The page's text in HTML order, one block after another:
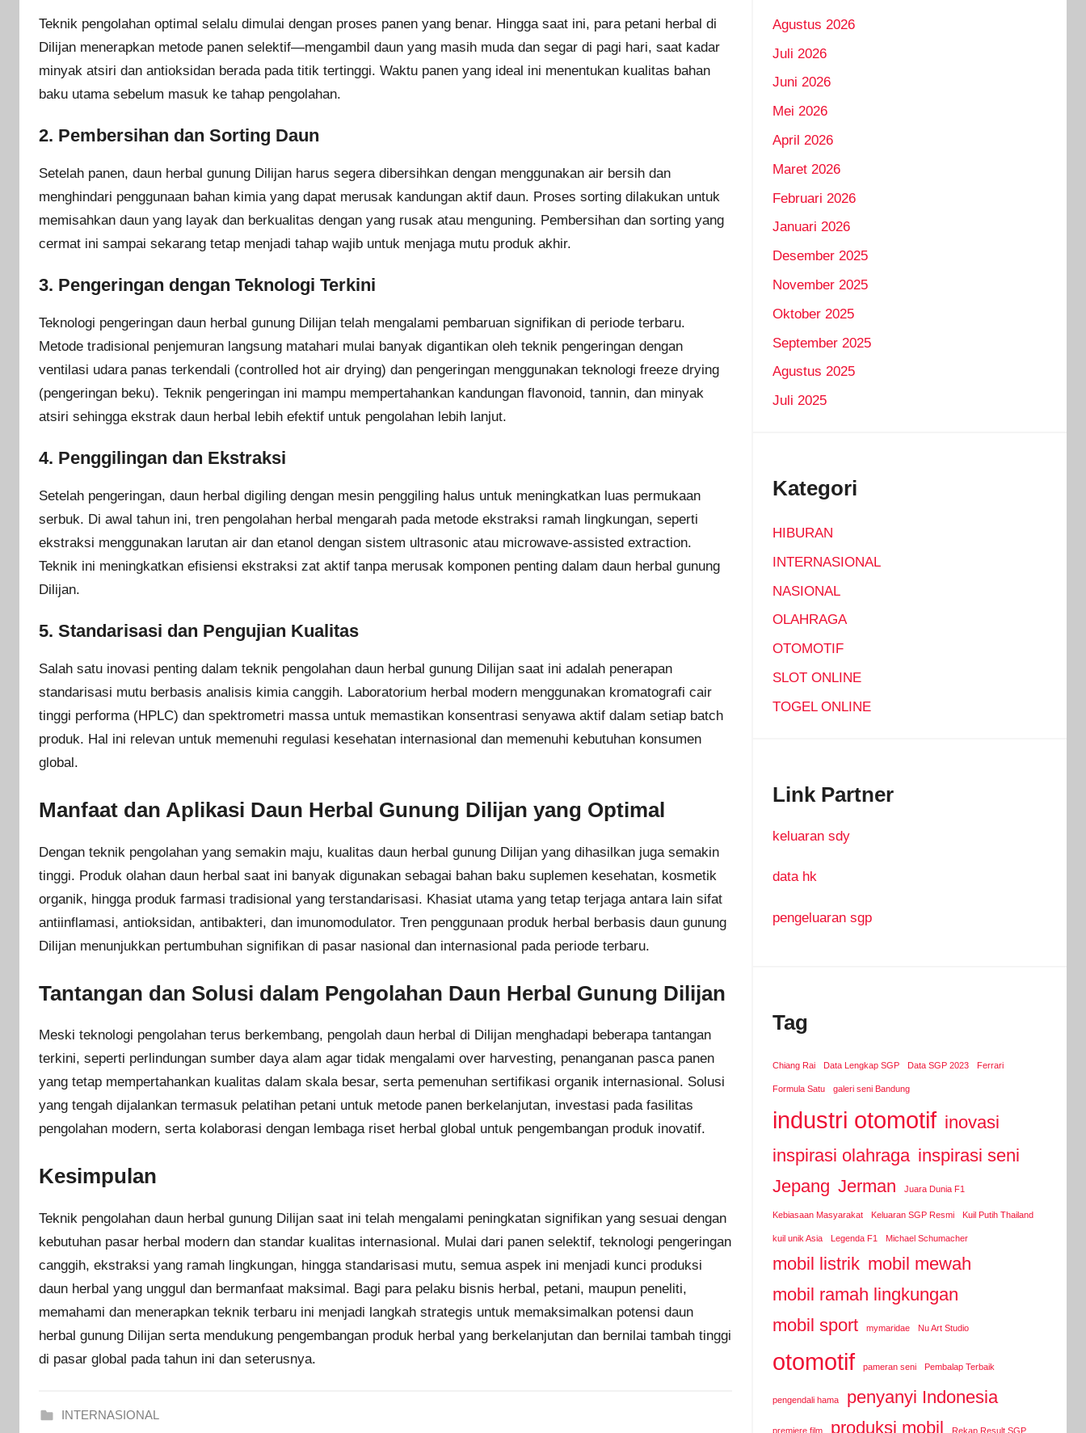
Teknik pengolahan optimal selalu dimulai dengan proses panen yang benar. Hingga saat ini, para petani herbal di
Dilijan menerapkan metode panen selektif—mengambil daun yang masih muda dan segar di pagi hari, saat kadar
minyak atsiri dan antioksidan berada pada titik tertinggi. Waktu panen yang ideal ini menentukan kualitas bahan
baku utama sebelum masuk ke tahap pengolahan.
2. Pembersihan dan Sorting Daun
Setelah panen, daun herbal gunung Dilijan harus segera dibersihkan dengan menggunakan air bersih dan
menghindari penggunaan bahan kimia yang dapat merusak kandungan aktif daun. Proses sorting dilakukan untuk
memisahkan daun yang layak dan berkualitas dengan yang rusak atau menguning. Pembersihan dan sorting yang
cermat ini sampai sekarang tetap menjadi tahap wajib untuk menjaga mutu produk akhir.
3. Pengeringan dengan Teknologi Terkini
Teknologi pengeringan daun herbal gunung Dilijan telah mengalami pembaruan signifikan di periode terbaru.
Metode tradisional penjemuran langsung matahari mulai banyak digantikan oleh teknik pengeringan dengan
ventilasi udara panas terkendali (controlled hot air drying) dan pengeringan menggunakan teknologi freeze drying
(pengeringan beku). Teknik pengeringan ini mampu mempertahankan kandungan flavonoid, tannin, dan minyak
atsiri sehingga ekstrak daun herbal lebih efektif untuk pengolahan lebih lanjut.
4. Penggilingan dan Ekstraksi
Setelah pengeringan, daun herbal digiling dengan mesin penggiling halus untuk meningkatkan luas permukaan
serbuk. Di awal tahun ini, tren pengolahan herbal mengarah pada metode ekstraksi ramah lingkungan, seperti
ekstraksi menggunakan larutan air dan etanol dengan sistem ultrasonic atau microwave-assisted extraction.
Teknik ini meningkatkan efisiensi ekstraksi zat aktif tanpa merusak komponen penting dalam daun herbal gunung
Dilijan.
5. Standarisasi dan Pengujian Kualitas
Salah satu inovasi penting dalam teknik pengolahan daun herbal gunung Dilijan saat ini adalah penerapan
standarisasi mutu berbasis analisis kimia canggih. Laboratorium herbal modern menggunakan kromatografi cair
tinggi performa (HPLC) dan spektrometri massa untuk memastikan konsentrasi senyawa aktif dalam setiap batch
produk. Hal ini relevan untuk memenuhi regulasi kesehatan internasional dan memenuhi kebutuhan konsumen
global.
Manfaat dan Aplikasi Daun Herbal Gunung Dilijan yang Optimal
Dengan teknik pengolahan yang semakin maju, kualitas daun herbal gunung Dilijan yang dihasilkan juga semakin
tinggi. Produk olahan daun herbal saat ini banyak digunakan sebagai bahan baku suplemen kesehatan, kosmetik
organik, hingga produk farmasi tradisional yang terstandarisasi. Khasiat utama yang tetap terjaga antara lain sifat
antiinflamasi, antioksidan, antibakteri, dan imunomodulator. Tren penggunaan produk herbal berbasis daun gunung
Dilijan menunjukkan pertumbuhan signifikan di pasar nasional dan internasional pada periode terbaru.
Tantangan dan Solusi dalam Pengolahan Daun Herbal Gunung Dilijan
Meski teknologi pengolahan terus berkembang, pengolah daun herbal di Dilijan menghadapi beberapa tantangan
terkini, seperti perlindungan sumber daya alam agar tidak mengalami over harvesting, penanganan pasca panen
yang tetap mempertahankan kualitas dalam skala besar, serta pemenuhan sertifikasi organik internasional. Solusi
yang tengah dijalankan termasuk pelatihan petani untuk metode panen berkelanjutan, investasi pada fasilitas
pengolahan modern, serta kolaborasi dengan lembaga riset herbal global untuk pengembangan produk inovatif.
Kesimpulan
Teknik pengolahan daun herbal gunung Dilijan saat ini telah mengalami peningkatan signifikan yang sesuai dengan
kebutuhan pasar herbal modern dan standar kualitas internasional. Mulai dari panen selektif, teknologi pengeringan
canggih, ekstraksi yang ramah lingkungan, hingga standarisasi mutu, semua aspek ini menjadi kunci produksi
daun herbal yang unggul dan bermanfaat maksimal. Bagi para pelaku bisnis herbal, petani, maupun peneliti,
memahami dan menerapkan teknik terbaru ini menjadi langkah strategis untuk memaksimalkan potensi daun
herbal gunung Dilijan serta mendukung pengembangan produk herbal yang berkelanjutan dan bernilai tambah tinggi
di pasar global pada tahun ini dan seterusnya.
INTERNASIONAL
Agustus 2026
Juli 2026
Juni 2026
Mei 2026
April 2026
Maret 2026
Februari 2026
Januari 2026
Desember 2025
November 2025
Oktober 2025
September 2025
Agustus 2025
Juli 2025
Kategori
HIBURAN
INTERNASIONAL
NASIONAL
OLAHRAGA
OTOMOTIF
SLOT ONLINE
TOGEL ONLINE
Link Partner
keluaran sdy
data hk
pengeluaran sgp
Tag
Chiang Rai Data Lengkap SGP Data SGP 2023 Ferrari
Formula Satu galeri seni Bandung
industri otomotif inovasi
inspirasi olahraga inspirasi seni
Jepang Jerman Juara Dunia F1
Kebiasaan Masyarakat Keluaran SGP Resmi Kuil Putih Thailand
kuil unik Asia Legenda F1 Michael Schumacher
mobil listrik mobil mewah
mobil ramah lingkungan
mobil sport
mymaridae Nu Art Studio
otomotif pameran seni Pembalap Terbaik
pengendali hama penyanyi Indonesia
premiere film produksi mobil Rekap Result SGP